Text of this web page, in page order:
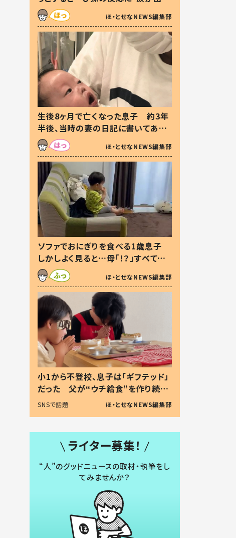
した」「可愛くて仕方ない」
ほ・とせなNEWS編集部
生後8ヶ月で亡くなった息子 約3年
半後、当時の妻の日記に書いてあっ
た本音とは
ほ・とせなNEWS編集部
ソファでおにぎりを食べる1歳息子
しかしよく見ると…母「！？」すべてを
察した母の投稿に「可愛いから許
す！」「現行犯〜」
ほ・とせなNEWS編集部
小1から不登校、息子は「ギフテッド」
だった 父が“ウチ給食”を作り続け
る理由とは #令和の親 #令和の子
SNSで話題 ほ・とせなNEWS編集部
ライター募集！
“人”のグッドニュースの取材・執筆をし
てみませんか？